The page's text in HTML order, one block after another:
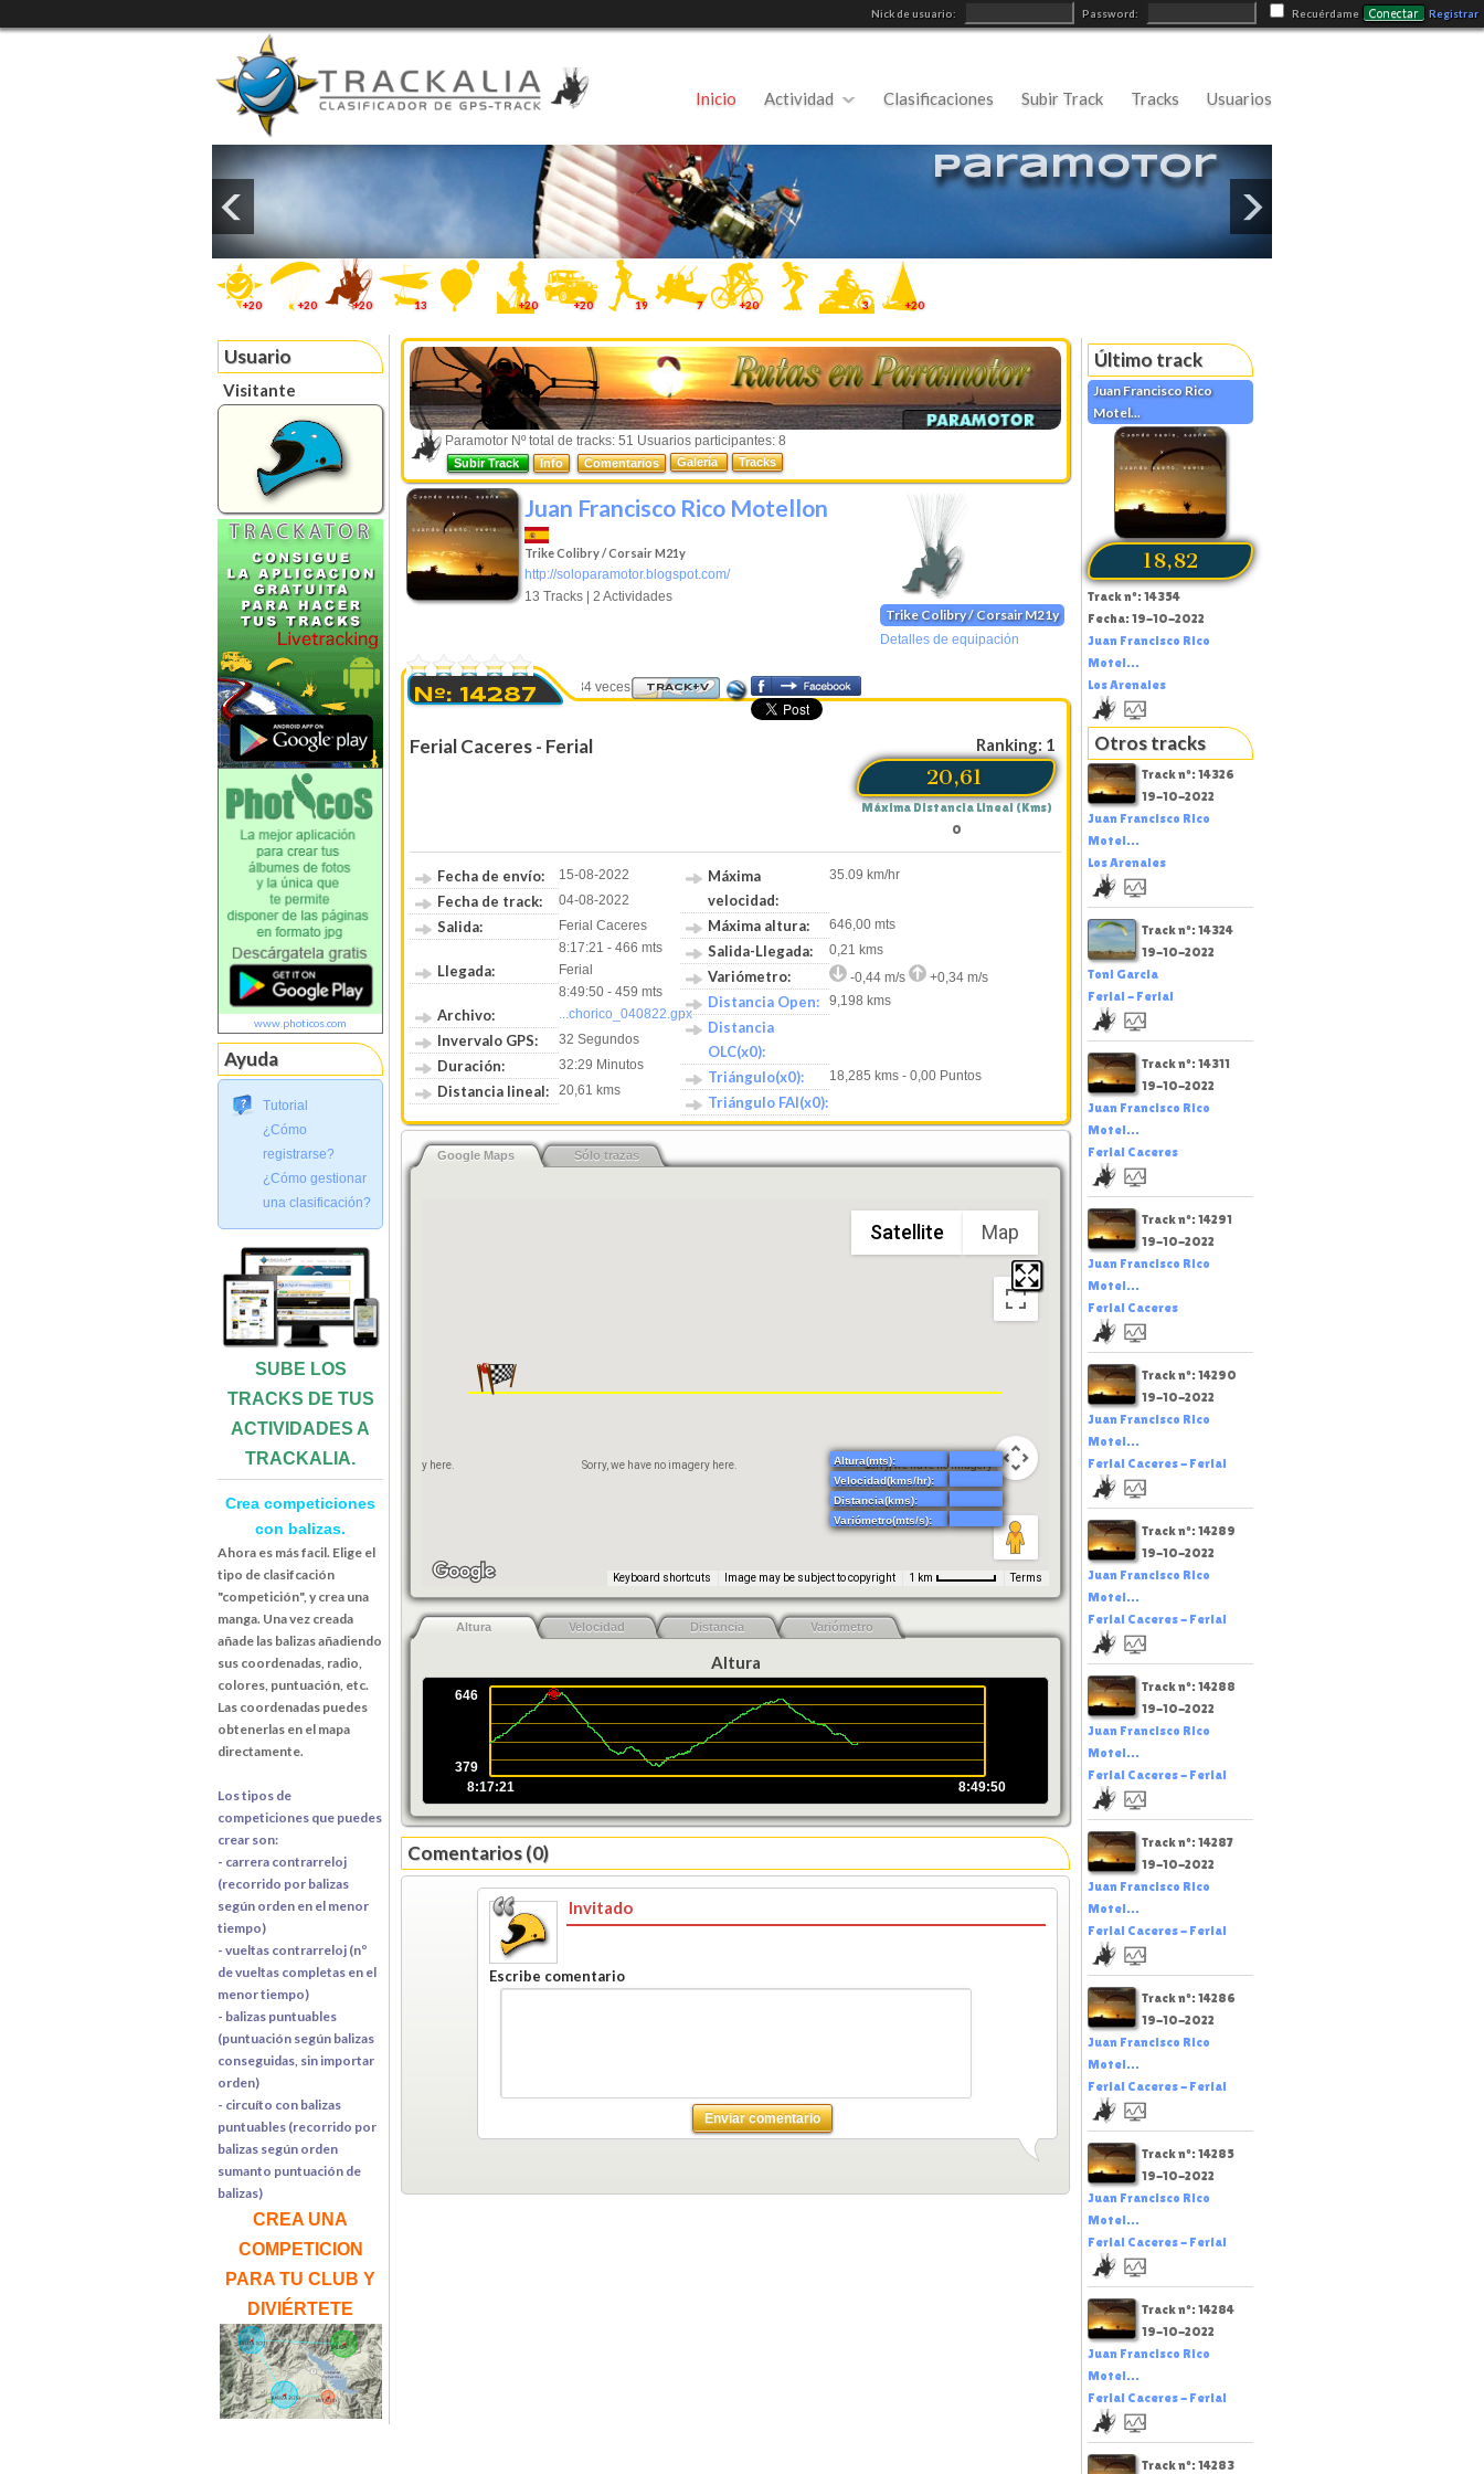
Nick de usuario: Password: Recuérdame Conectar Registrar
Inicio Actividad Clasificaciones Subir Track Tracks Usuarios
Paramotor
+20 +20 +20 13 +20 +20 19 7 +20 3 +20
Usuario
Visitante
www.photicos.com
Ayuda
Tutorial
¿Cómo
registrarse?
¿Cómo gestionar
una clasificación?
SUBE LOS
TRACKS DE TUS
ACTIVIDADES A
TRACKALIA.
Crea competiciones
con balizas.
Ahora es más facil. Elige el
tipo de clasifcación
"competición", y crea una
manga. Una vez creada
añade las balizas añadiendo
sus coordenadas, radio,
colores, puntuación, etc.
Las coordenadas puedes
obtenerlas en el mapa
directamente.
Los tipos de
competiciones que puedes
crear son:
- carrera contrarreloj
(recorrido por balizas
según orden en el menor
tiempo)
- vueltas contrarreloj (nº
de vueltas completas en el
menor tiempo)
- balizas puntuables
(puntuación según balizas
conseguidas, sin importar
orden)
- circuíto con balizas
puntuables (recorrido por
balizas según orden
sumanto puntuación de
balizas)
CREA UNA
COMPETICION
PARA TU CLUB Y
DIVIÉRTETE
Paramotor Nº total de tracks: 51 Usuarios participantes: 8
Subir Track Info Comentarios Galería Tracks
Juan Francisco Rico Motellon
Trike Colibry / Corsair M21y
http://soloparamotor.blogspot.com/
13 Tracks | 2 Actividades
Trike Colibry / Corsair M21y
Detalles de equipación
0 Votos Visto 3584 veces TRACK+V
Nº: 14287
Ferial Caceres - Ferial Ranking: 1
20,61
Máxima Distancia Lineal (Kms)
0
Fecha de envío: 15-08-2022
Fecha de track: 04-08-2022
Salida:
Ferial Caceres
8:17:21 - 466 mts
Llegada:
Ferial
8:49:50 - 459 mts
Archivo: ...chorico_040822.gpx
Invervalo GPS: 32 Segundos
Duración: 32:29 Minutos
Distancia lineal: 20,61 kms
Máxima
velocidad:
35.09 km/hr
Máxima altura: 646,00 mts
Salida-Llegada: 0,21 kms
Variómetro: -0,44 m/s +0,34 m/s
Distancia Open: 9,198 kms
Distancia
OLC(x0):
Triángulo(x0):
18,285 kms - 0,00 Puntos
Triángulo FAI(x0):
Google Maps Sólo trazas
Sorry, we have no imagery here. Sorry, we have no imagery here.
Sorry, we have no imagery here.
Sorry, we have no imagery here.
Satellite Map
Keyboard shortcuts Image may be subject to copyright 1 km Terms
Altura Velocidad Distancia Variómetro
Altura(mts):
Velocidad(kms/hr):
Distancia(kms):
Variómetro(mts/s):
Altura
646
379
8:17:21
8:49:50
Comentarios (0)
Invitado
Escribe comentario
Enviar comentario
Último track
Juan Francisco Rico
Motel...
18,82
Track nº: 14354
Fecha: 19-10-2022
Juan Francisco Rico
Motel...
Los Arenales
Otros tracks
Track nº: 14326
19-10-2022
Juan Francisco Rico
Motel...
Los Arenales
Track nº: 14324
19-10-2022
Toni Garcia
Ferial - Ferial
Track nº: 14311
19-10-2022
Juan Francisco Rico
Motel...
Ferial Caceres
Track nº: 14291
19-10-2022
Juan Francisco Rico
Motel...
Ferial Caceres
Track nº: 14290
19-10-2022
Juan Francisco Rico
Motel...
Ferial Caceres - Ferial
Track nº: 14289
19-10-2022
Juan Francisco Rico
Motel...
Ferial Caceres - Ferial
Track nº: 14288
19-10-2022
Juan Francisco Rico
Motel...
Ferial Caceres - Ferial
Track nº: 14287
19-10-2022
Juan Francisco Rico
Motel...
Ferial Caceres - Ferial
Track nº: 14286
19-10-2022
Juan Francisco Rico
Motel...
Ferial Caceres - Ferial
Track nº: 14285
19-10-2022
Juan Francisco Rico
Motel...
Ferial Caceres - Ferial
Track nº: 14284
19-10-2022
Juan Francisco Rico
Motel...
Ferial Caceres - Ferial
Track nº: 14283